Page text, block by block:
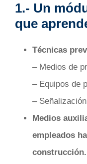
1.- Un
que
Técnicas
– Medios de
– Equipos de
–
Medios
empleados
construcción.